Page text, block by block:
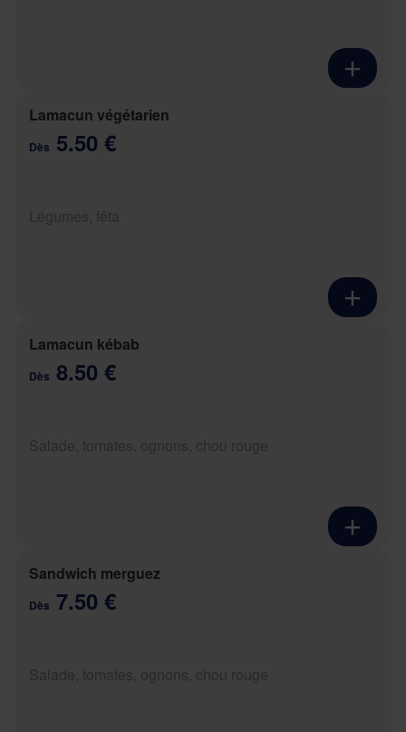
Lamacun végétarien
Dès 5.50 €
Lamacun kébab
Dès 8.50 €
Sandwich merguez
Dès 7.50 €